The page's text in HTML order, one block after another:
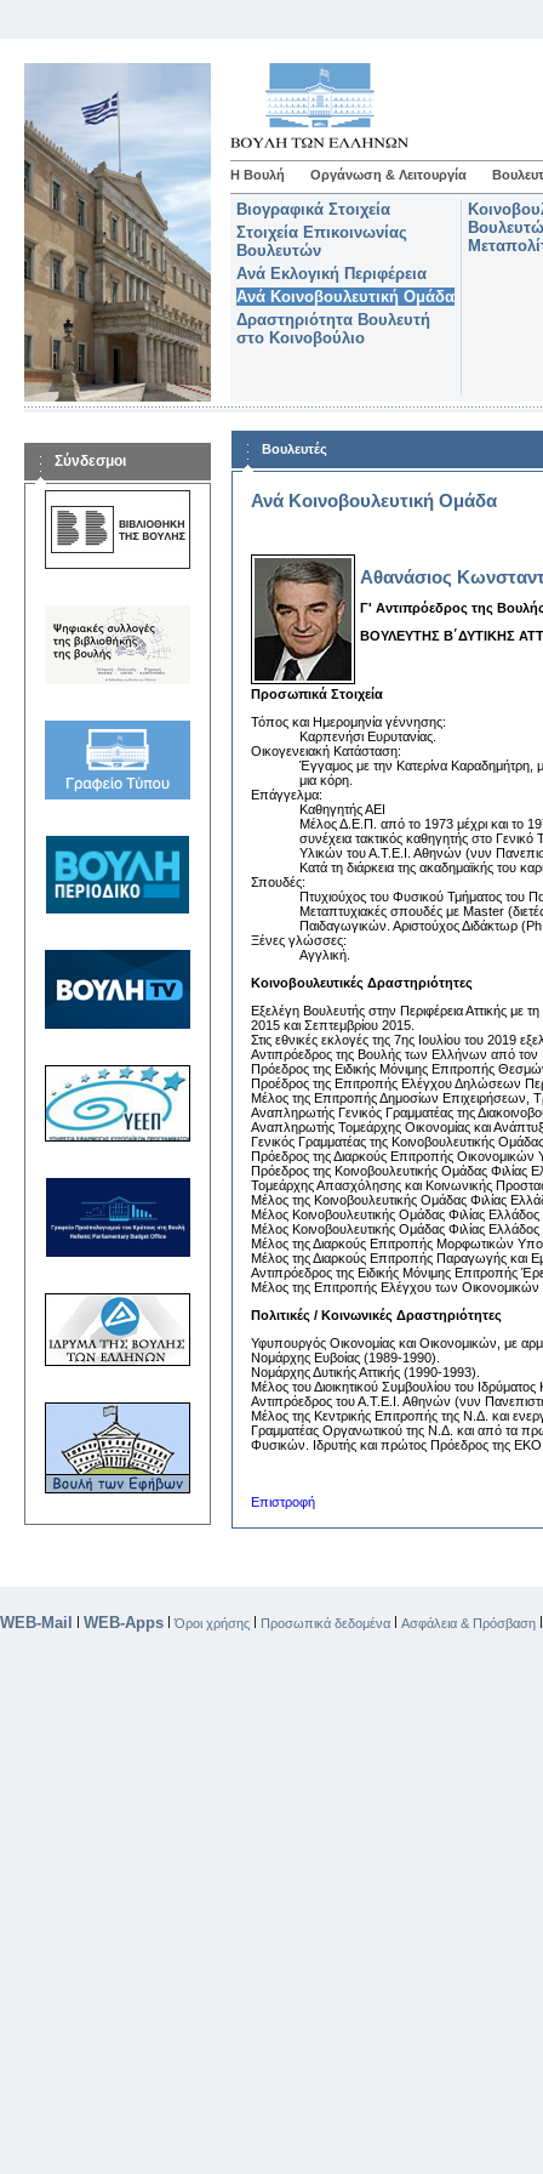
Η Βουλή Οργάνωση & Λειτουργία
Βιογραφικά Στοιχεία
Στοιχεία Επικοινωνίας
Βουλευτών
Ανά Εκλογική Περιφέρεια
Ανά Κοινοβουλευτική Ομάδα
Δραστηριότητα Βουλευτή
στο Κοινοβούλιο
Σύνδεσμοι
Βουλευτές
Ανά Κοινοβουλευτική Ομάδα
Αθανάσιος
Γ' Αντιπρόεδρος της
ΒΟΥΛΕΥΤΗΣ Β΄ΔΥΤΙΚΗΣ
Προσωπικά Στοιχεία
Τόπος και Ημερομηνία γέννησης:
Καρπενήσι Ευρυτανίας.
Οικογενειακή Κατάσταση:
Έγγαμος με την Κατερίνα Καραδημήτρη,
μια κόρη.
Επάγγελμα:
Καθηγητής ΑΕΙ
Μέλος Δ.Ε.Π. από το 1973 μέχρι και το
συνέχεια τακτικός καθηγητής στο
Υλικών του Α.Τ.Ε.Ι. Αθηνών (νυν
Κατά τη διάρκεια της ακαδημαϊκής του
Σπουδές:
Πτυχιούχος του Φυσικού Τμήματος του
Μεταπτυχιακές σπουδές με Master
Παιδαγωγικών. Αριστούχος Διδάκτωρ
Ξένες γλώσσες:
Αγγλική.
Κοινοβουλευτικές Δραστηριότητες
Εξελέγη Βουλευτής στην Περιφέρεια Αττικής με
2015 και Σεπτεμβρίου 2015.
Στις εθνικές εκλογές της 7ης Ιουλίου του 2019
Αντιπρόεδρος της Βουλής των Ελλήνων από τον
Πρόεδρος της Ειδικής Μόνιμης Επιτροπής
Προέδρος της Επιτροπής Ελέγχου Δηλώσεων
Μέλος της Επιτροπής Δημοσίων Επιχειρήσεων,
Αναπληρωτής Γενικός Γραμματέας της
Αναπληρωτής Τομεάρχης Οικονομίας και
Γενικός Γραμματέας της Κοινοβουλευτικής
Πρόεδρος της Διαρκούς Επιτροπής
Πρόεδρος της Κοινοβουλευτικής Ομάδας Φιλίας
Τομεάρχης Απασχόλησης και Κοινωνικής
Μέλος της Κοινοβουλευτικής Ομάδας Φιλίας
Μέλος Κοινοβουλευτικής Ομάδας Φιλίας
Μέλος Κοινοβουλευτικής Ομάδας Φιλίας
Μέλος της Διαρκούς Επιτροπής Μορφωτικών
Μέλος της Διαρκούς Επιτροπής Παραγωγής και
Αντιπρόεδρος της Ειδικής Μόνιμης Επιτροπής
Μέλος της Επιτροπής Ελέγχου των
Πολιτικές / Κοινωνικές Δραστηριότητες
Υφυπουργός Οικονομίας και Οικονομικών, με
Νομάρχης Ευβοίας (1989-1990).
Νομάρχης Δυτικής Αττικής (1990-1993).
Μέλος του Διοικητικού Συμβουλίου του
Αντιπρόεδρος του Α.Τ.Ε.Ι. Αθηνών (νυν
Μέλος της Κεντρικής Επιτροπής της Ν.Δ. και
Γραμματέας Οργανωτικού της Ν.Δ. και από τα
Φυσικών. Ιδρυτής και πρώτος Πρόεδρος της
Επιστροφή
WEB-Mail | WEB-Apps |Όροι χρήσης | Προσωπικά δεδομένα | Ασφάλεια & Πρόσβαση